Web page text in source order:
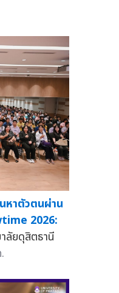
หาตัวตนผ่าน
2026:
ลัยดุสิตธานี